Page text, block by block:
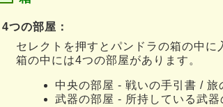
4つの部屋：
セレクトを押すとパンドラの箱の中に
箱の中には4つの部屋があります。
中央の部屋 - 戦いの手引書 /
武器の部屋 - 所持している武